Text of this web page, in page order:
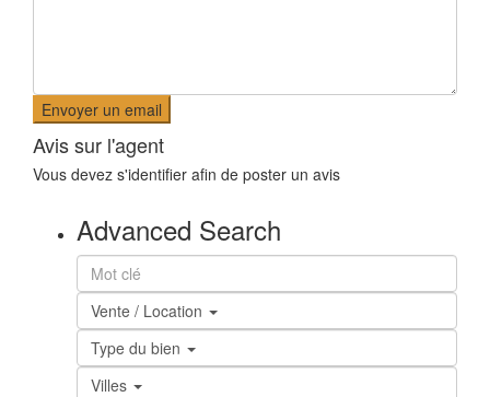
Avis sur l'agent
Vous devez s'identifier afin de poster un avis
Advanced Search
Vente / Location
Type du bien
Villes